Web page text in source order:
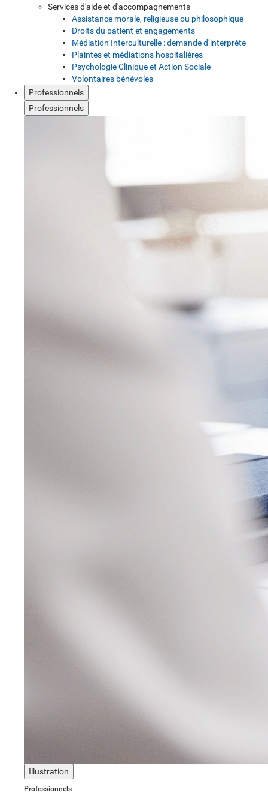
Services d'aide et d'accompagnements
Assistance morale, religieuse ou philosophique
Droits du patient et engagements
Médiation Interculturelle : demande d’interprète
Plaintes et médiations hospitalières
Psychologie Clinique et Action Sociale
Volontaires bénévoles
Professionnels
Professionnels
Illustration
Professionnels